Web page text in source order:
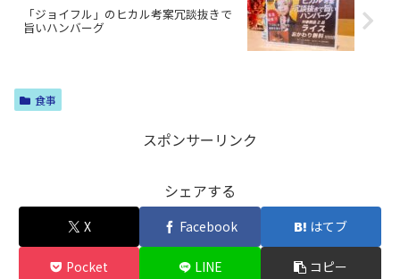
「ジョイフル」のヒカル考案冗談抜きで
旨いハンバーグ
食事
スポンサーリンク
シェアする
X Facebook はてブ
Pocket LINE コピー